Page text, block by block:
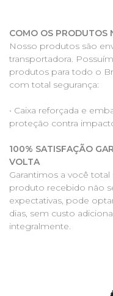
COMO OS PRODUTOS
Nosso produtos são
transportadora.
produtos para todo o
com total segurança:
• Caixa reforçada e
proteção contra
100% SATISFAÇÃO
VOLTA
Garantimos a você total
produto recebido não
expectativas, pode
dias, sem custo
integralmente.